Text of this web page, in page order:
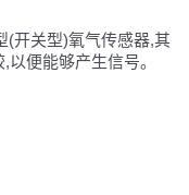
(开关型)氧气传感器,其
便能够产生信号。